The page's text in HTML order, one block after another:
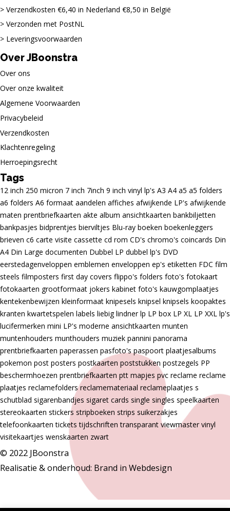
Verzendkosten €6,40 in Nederland €8,50 in België
Verzonden met PostNL
Leveringsvoorwaarden
Over JBoonstra
Over ons
Over onze kwaliteit
Algemene Voorwaarden
Privacybeleid
Verzendkosten
Klachtenregeling
Herroepingsrecht
Tags
12 inch 250 micron 7 inch 7inch 9 inch vinyl lp's A3 A4 a5 a5 folders
a6 folders A6 formaat aandelen affiches afwijkende LP's afwijkende
maten prentbriefkaarten akte album ansichtkaarten bankbiljetten
bankpasjes bidprentjes bierviltjes Blu-ray boeken boekenleggers
brieven c6 carte visite cassette cd rom CD's chromo's coincards Din
A4 Din Large documenten Dubbel LP dubbel lp's DVD
eerstedagenveloppen emblemen enveloppen ep's etiketten FDC film
steels filmposters first day covers flippo's folders foto's fotokaart
fotokaarten grootformaat jokers kabinet foto's kauwgomplaatjes
kentekenbewijzen kleinformaat knipesels knipsel knipsels koopaktes
kranten kwartetspelen labels liebig lindner lp LP box LP XL LP XXL lp's
lucifermerken mini LP's moderne ansichtkaarten munten
muntenhouders munthouders muziek pannini panorama
prentbriefkaarten paperassen pasfoto's paspoort plaatjesalbums
pokemon post posters postkaarten poststukken postzegels PP
beschermhoezen prentbriefkaarten ptt mapjes pvc reclame reclame
plaatjes reclamefolders reclamemateriaal reclameplaatjes s
schutblad sigarenbandjes sigaret cards single singles speelkaarten
stereokaarten stickers stripboeken strips suikerzakjes
telefoonkaarten tickets tijdschriften transparant viewmaster vinyl
visitekaartjes wenskaarten zwart
© 2022 JBoonstra
Realisatie & onderhoud: Brand in Webdesign